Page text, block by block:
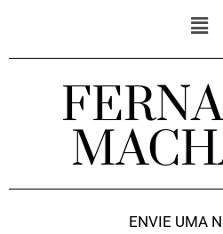
ENVIE UMA